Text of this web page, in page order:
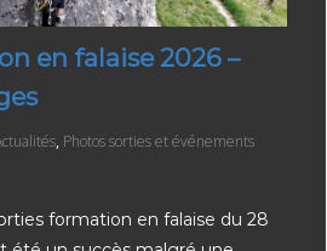
en falaise 2026 –
, Photos sorties et événements
formation en falaise du 28